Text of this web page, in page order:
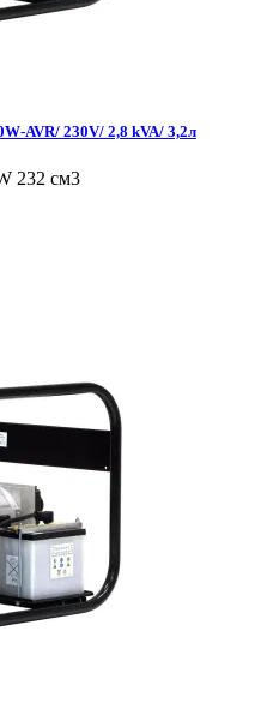
AVR/ 230V/ 2,8 kVA/ 3,2л
232 см3